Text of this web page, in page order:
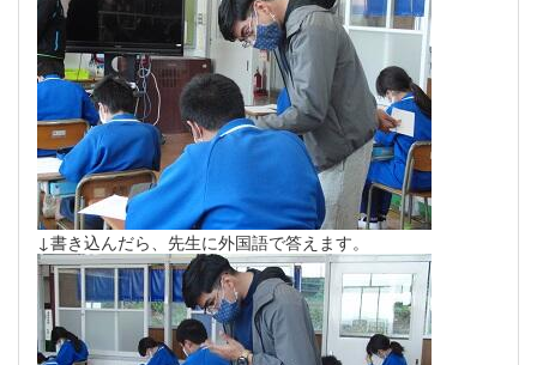
↓書き込んだら、先生に外国語で答えます。